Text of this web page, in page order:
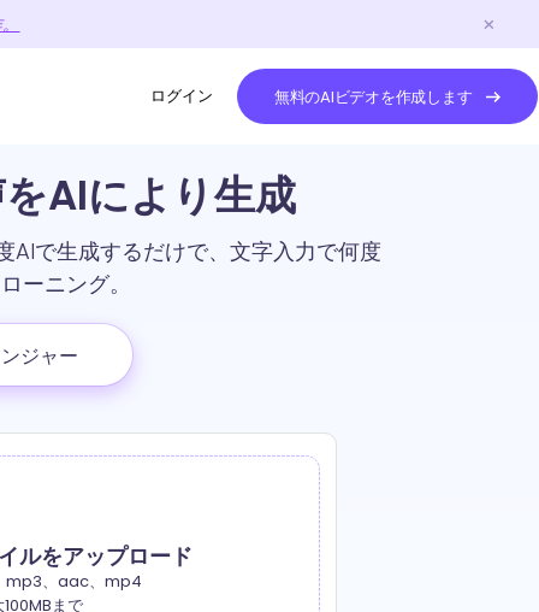
ログイン 無料のAIビデオを作成します
AIにより生成
で生成するだけで、文字入力で何度
ーニング。
ジャー
ルをアップロード
mp3、aac、mp4
まで